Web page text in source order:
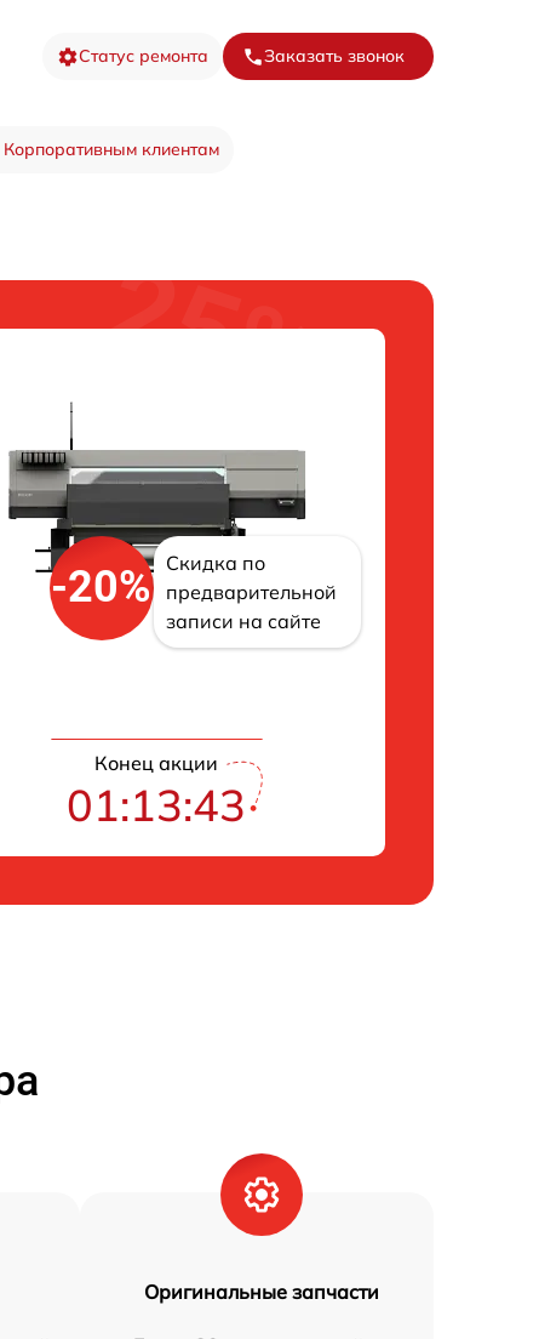
Статус ремонта Заказать звонок
Корпоративным клиентам
-20%
Скидка по
предварительной
записи на сайте
Конец акции
01:13:42
Оригинальные запчасти